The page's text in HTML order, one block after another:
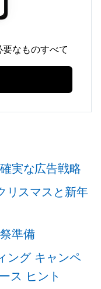
なものすべて
実な広告戦略
リスマスと新年
準備
ング キャンペ
ス ヒント